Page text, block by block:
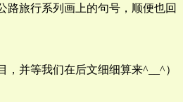
路旅行系列画上的句号，顺便也回
，并等我们在后文细细算来^__^）